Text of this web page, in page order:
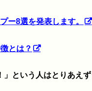
ー8選を発表します。
とは？
という人はとりあえ